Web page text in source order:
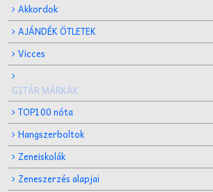
Akkordok
AJÁNDÉK ÖTLETEK
Vicces
GITÁR MÁRKÁK
TOP100 nóta
Hangszerboltok
Zeneiskolák
Zeneszerzés alapjai